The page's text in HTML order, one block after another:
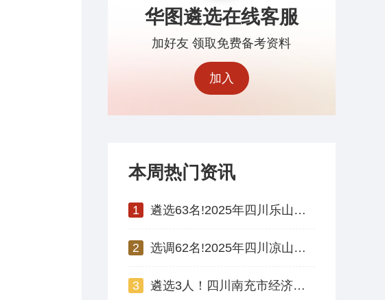
华图遴选在线客服
加好友 领取免费备考资料
加入
本周热门资讯
1 遴选63名!2025年四川乐山市市级机关 公开遴选公务员公告
2 选调62名!2025年四川凉山州州属事业单位公开选调工作人员公告
3 遴选3人！四川南充市经济和信息化局公开遴选公务员公告